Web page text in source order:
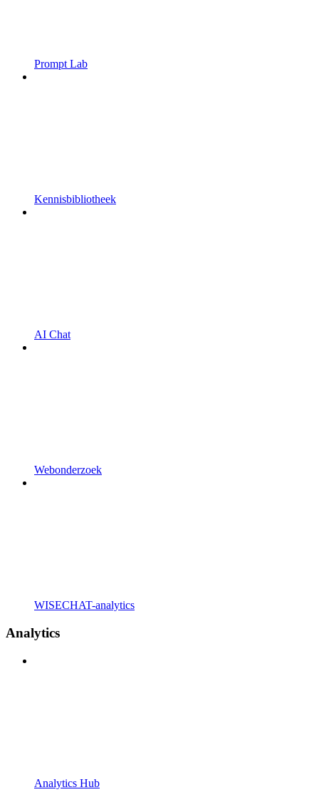
Prompt Lab
Kennisbibliotheek
AI Chat
Webonderzoek
WISECHAT-analytics
Analytics
Analytics Hub